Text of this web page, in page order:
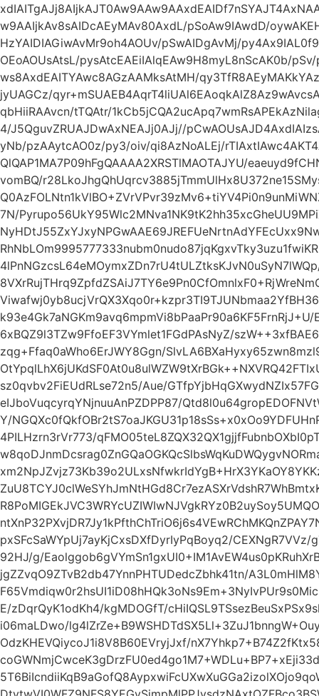
w9AAIjkAv8sAIDcAEyMAv80AxdL/pSoAw9IAwdD/
HzYAIDIAGiwAvMr9oh4AOUv/pSwAIDgAvMj/
OEoAOUsAtsL/pysAtcEAEiIAlqEAw9H8myL8nScAK0b/
ws8AxdEAITYAwc8AGzAAMksAtMH/
jyUAGCz/
qbHiiRAAvcn/tTQAtr/
4/J5QguvZRUAJDwAxNEAJj0AJj//
yNb/pzAAytcAO0z/py3/oiv/qi8AzNoALEj/
QlQAP1MA7P09hFgQAAAA2XRSTlMAOTAJYU/
vomBQ/
7N/
6xBQZ9l3TZw9FfoEF3VYmlet1FGdPAsNyZ/
zqg+Ffaq0aWho6ErJWY8Ggn/
sz0qvbv2FiEUdRLse72n5/Aue/
eIJboVuqcyrqYNjnuuAnPZDPP87/
Y/
4PILHzrn3rVr773/
pxSFcSaWYpUj7ayKjCxsDXfDyrIyPqBoyq2/
92HJ/g/
jgZZvqO9ZTvB2db47YnnPHTUDedcZbhk41tn/
E/zDqrQyK1odKh4/kgMDOGfT/
i06maLDwo/
OdzKHEVQiycoJ1i8V8B60EVryjJxf/